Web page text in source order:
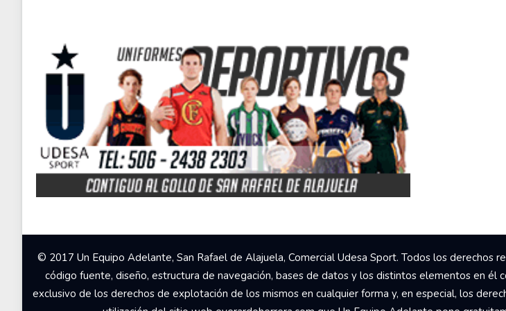
© 2017 Un Equipo Adelante, San Rafael de Alajuela, Comercial Udesa Sport. Todos los
código fuente, diseño, estructura de navegación, bases de datos y los distintos elementos en
exclusivo de los derechos de explotación de los mismos en cualquier forma y, en especial, los